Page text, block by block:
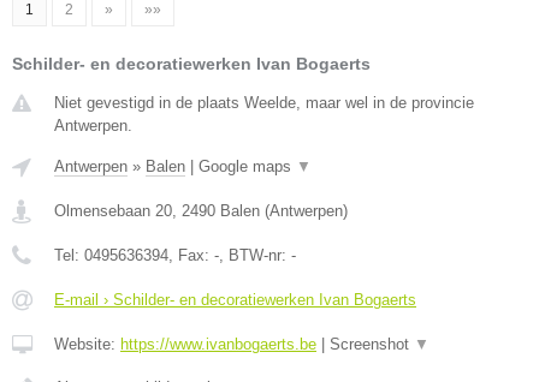
1 2 » »»
Schilder- en decoratiewerken Ivan Bogaerts
Niet gevestigd in de plaats Weelde, maar wel in de provincie
Antwerpen.
Antwerpen » Balen Google maps ▼
Olmensebaan 20, 2490 Balen (Antwerpen)
Tel: 0495636394, Fax: -, BTW-nr: -
E-mail › Schilder- en decoratiewerken Ivan Bogaerts
Website: https://www.ivanbogaerts.be Screenshot ▼